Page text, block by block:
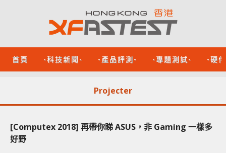
首頁 -科技新聞- -產品評測- -專題測試- -硬
Projecter
[Computex 2018] 再帶你睇 ASUS，非 Gaming 一樣多
好野